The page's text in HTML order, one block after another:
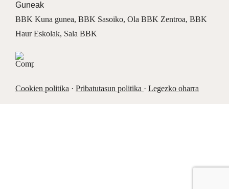
Guneak
BBK Kuna gunea, BBK Sasoiko, Ola BBK Zentroa, BBK
Haur Eskolak, Sala BBK
Cookien politika· Pribatutasun politika · Legezko oharra